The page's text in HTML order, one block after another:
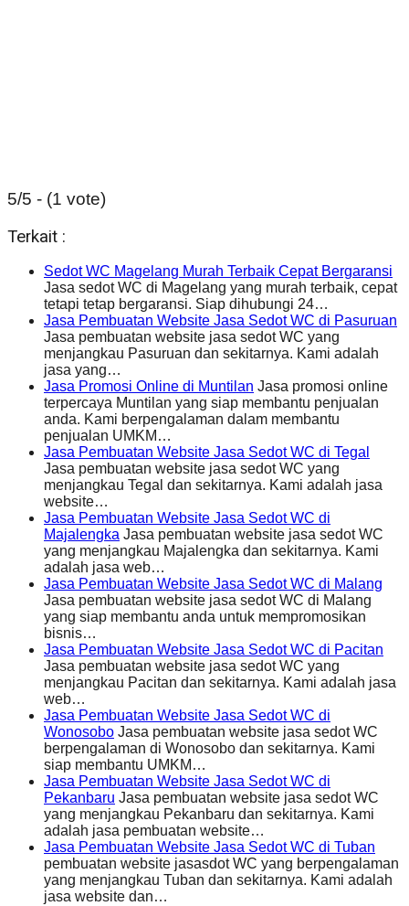
5/5 - (1 vote)
Terkait :
Sedot WC Magelang Murah Terbaik Cepat Bergaransi
Jasa sedot WC di Magelang yang murah terbaik, cepat
tetapi tetap bergaransi. Siap dihubungi 24…
Jasa Pembuatan Website Jasa Sedot WC di Pasuruan
Jasa pembuatan website jasa sedot WC yang
menjangkau Pasuruan dan sekitarnya. Kami adalah
jasa yang…
Jasa Promosi Online di Muntilan Jasa promosi online
terpercaya Muntilan yang siap membantu penjualan
anda. Kami berpengalaman dalam membantu
penjualan UMKM…
Jasa Pembuatan Website Jasa Sedot WC di Tegal
Jasa pembuatan website jasa sedot WC yang
menjangkau Tegal dan sekitarnya. Kami adalah jasa
website…
Jasa Pembuatan Website Jasa Sedot WC di
Majalengka Jasa pembuatan website jasa sedot WC
yang menjangkau Majalengka dan sekitarnya. Kami
adalah jasa web…
Jasa Pembuatan Website Jasa Sedot WC di Malang
Jasa pembuatan website jasa sedot WC di Malang
yang siap membantu anda untuk mempromosikan
bisnis…
Jasa Pembuatan Website Jasa Sedot WC di Pacitan
Jasa pembuatan website jasa sedot WC yang
menjangkau Pacitan dan sekitarnya. Kami adalah jasa
web…
Jasa Pembuatan Website Jasa Sedot WC di
Wonosobo Jasa pembuatan website jasa sedot WC
berpengalaman di Wonosobo dan sekitarnya. Kami
siap membantu UMKM…
Jasa Pembuatan Website Jasa Sedot WC di
Pekanbaru Jasa pembuatan website jasa sedot WC
yang menjangkau Pekanbaru dan sekitarnya. Kami
adalah jasa pembuatan website…
Jasa Pembuatan Website Jasa Sedot WC di Tuban
pembuatan website jasasdot WC yang berpengalaman
yang menjangkau Tuban dan sekitarnya. Kami adalah
jasa website dan…